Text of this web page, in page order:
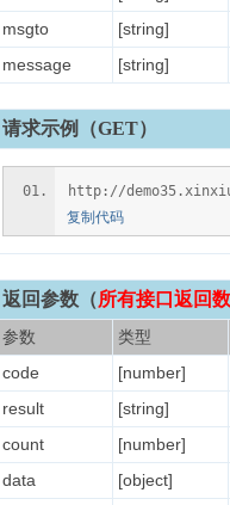
msgto
[string]
message
[string]
请求示例（GET）
http://
复制代码
返回参数 （所有接口返回
参数 类型
code
[number]
result
[string]
count
[number]
data
[object]